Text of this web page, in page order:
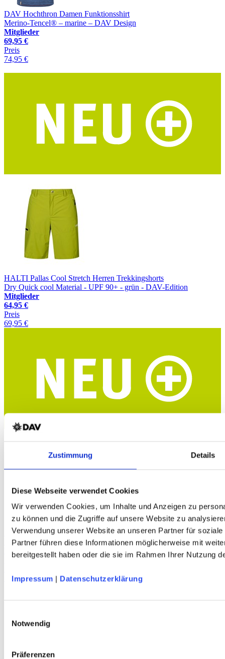
Zustimmung Details
Diese Webseite verwendet Cookies
Wir verwenden Cookies, um Inhalte und Anzeigen zu
zu können und die Zugriffe auf unsere Website zu
Verwendung unserer Website an unseren Partner für
Partner führen diese Informationen möglicherweise mit
bereitgestellt haben oder die sie im Rahmen Ihrer Nutzung
Impressum | Datenschutzerklärung
Notwendig
Präferenzen
DAV Hochthron Damen Funktionsshirt
Merino-Tencel® – marine – DAV Design
Mitglieder
69,95 €
Preis
74,95 €
HALTI Pallas Cool Stretch Herren Trekkingshorts
Dry Quick cool Material - UPF 90+ - grün - DAV-Edition
Mitglieder
64,95 €
Preis
69,95 €
HALTI Pallas Cool Stretch Zip-Off Damen Trekkinghose
Dry Quick cool Material - UPF 90+ - blaugrau - DAV-Edition
Mitglieder
109,95 €
119,95 €